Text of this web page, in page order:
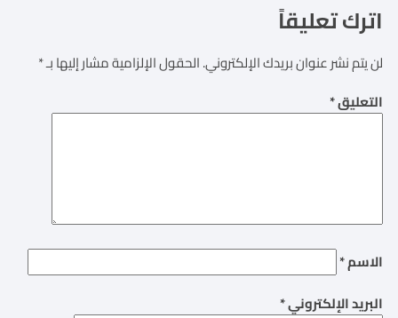
اترك تعليقاً
لن يتم نشر عنوان بريدك الإلكتروني.الحقول الإلزامية مشار إليها بـ*
التعليق*
الاسم*
البريد الإلكتروني*